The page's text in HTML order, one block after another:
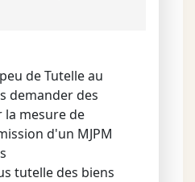
de Tutelle au
demander des
mesure de
d'un MJPM
tutelle des biens